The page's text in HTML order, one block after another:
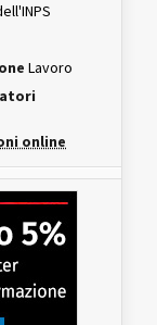
Lavoro
online